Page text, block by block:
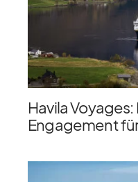
Havila
Engagement